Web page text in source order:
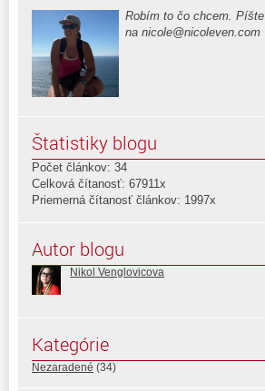
Robím to čo chcem. Píšte
na nicole@nicoleven.com
Štatistiky blogu
Počet článkov: 34
Celková čítanosť: 67911x
Priemerná čítanosť článkov: 1997x
Autor blogu
Nikol Venglovicova
Kategórie
Nezaradené (34)